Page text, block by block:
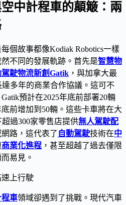
中計程車的顛簸：兩
個故事都像Kodiak Robotics一樣
不同的發展軌跡。首先是智慧物
駕駛物流新創Gatik ，與加拿大最
多年的商業合作協議。這可不
預計在2025年底前部署20輛
前增加到50輛。這些卡車將在大
過300家零售店提供無人駕駛配
路，這代表了 自動駕駛技術在中
商業化進程 ，甚至超越了過去僅限
易見。
程車領域卻遇到了挑戰。現代汽車